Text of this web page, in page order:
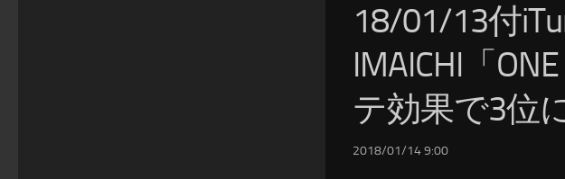
18/01/13付
IMAICHI「
テ効果で3位
2018/01/14 9:00